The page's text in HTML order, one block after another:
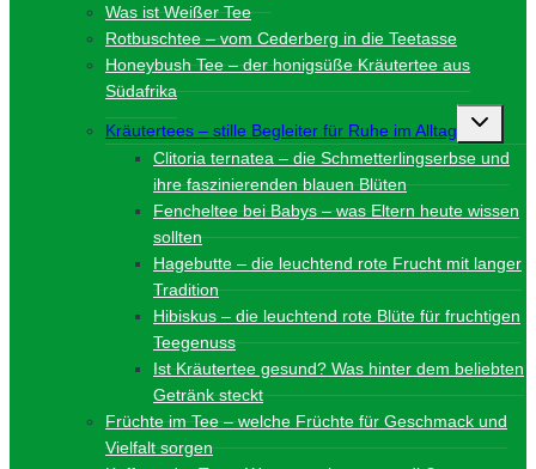
Was ist Weißer Tee
Rotbuschtee – vom Cederberg in die Teetasse
Honeybush Tee – der honigsüße Kräutertee aus
Südafrika
Kräutertees – stille Begleiter für Ruhe im Alltag
Clitoria ternatea – die Schmetterlingserbse und
ihre faszinierenden blauen Blüten
Fencheltee bei Babys – was Eltern heute wissen
sollten
Hagebutte – die leuchtend rote Frucht mit langer
Tradition
Hibiskus – die leuchtend rote Blüte für fruchtigen
Teegenuss
Ist Kräutertee gesund? Was hinter dem beliebten
Getränk steckt
Früchte im Tee – welche Früchte für Geschmack und
Vielfalt sorgen